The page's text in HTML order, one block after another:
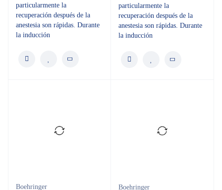
particularmente la
recuperación después de la
anestesia son rápidas. Durante
la inducción
particularmente la
recuperación después de la
anestesia son rápidas. Durante
la inducción
Boehringer Boehringer